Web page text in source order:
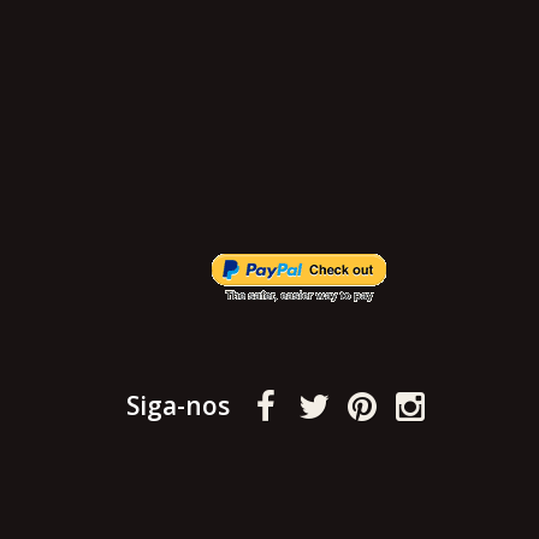
Siga-nos